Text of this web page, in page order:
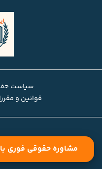
سیاست
قوانین و
مشاوره حقوقی فوری با